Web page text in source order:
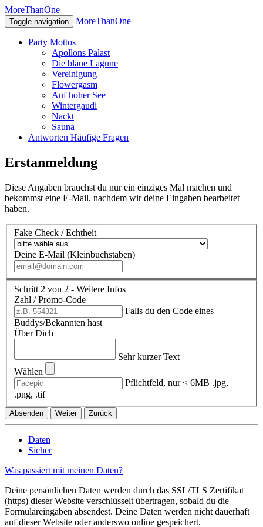
MoreThanOne
Toggle navigation MoreThanOne
Party Mottos
Apollons Palast
Die blaue Lagune
Vereinigung
Flowergasm
Auf hoher See
Wintergaudi
Nackt
Sauna
Antworten Häufige Fragen
Erstanmeldung
Diese Angaben brauchst du nur ein einziges Mal machen und
bekommst eine E-Mail, nachdem wir deine Eingaben bearbeitet
haben.
Fake Check / Echtheit
Deine E-Mail (Kleinbuchstaben)
Schritt 2 von 2 - Weitere Infos
Zahl / Promo-Code
Falls du den Code eines
Buddys/Bekannten hast
Über Dich
Sehr kurzer Text
Wählen
Pflichtfeld, nur < 6MB .jpg,
.png, .tif
Absenden Weiter Zurück
Daten
Sicher
Was passiert mit meinen Daten?
Deine persönlichen Daten werden durch das SSL/TLS Zertifikat
(https) dieser Website verschlüsselt übertragen, sobald du die
Formulareingaben absendest. Deine Daten werden nicht dauerhaft
auf dieser Website oder anderswo online gespeichert.